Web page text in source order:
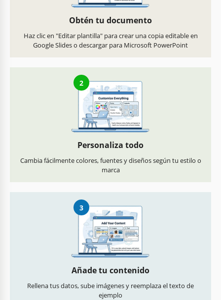
Obtén tu documento
Haz clic en "Editar plantilla" para crear una copia editable en
Google Slides o descargar para Microsoft PowerPoint
2
Personaliza todo
Cambia fácilmente colores, fuentes y diseños según tu estilo o
marca
3
Añade tu contenido
Rellena tus datos, sube imágenes y reemplaza el texto de
ejemplo